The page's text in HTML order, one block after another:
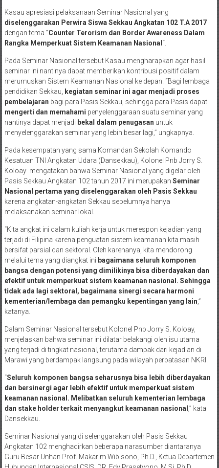
Kasau apresiasi pelaksanaan Seminar Nasional yang
diselenggarakan Perwira Siswa Sekkau Angkatan 102 T.A 2017
dengan tema “Counter Terorism dan Border Awareness Dalam
Pada Seminar Nasional tersebut Kasau mengharapkan agar hasil
seminar ini nantinya dapat memberikan kontribusi positif dalam
merumuskan Sistem Keamanan Nasional ke depan. “Bagi lembaga
pendidikan Sekkau, kegiatan seminar ini agar menjadi proses
pembelajaran bagi para Pasis Sekkau, sehingga para Pasis dapat
mengerti dan memahamipenyelenggaraan suatu seminar yang
nantinya dapat menjadibekal dalam penugasanuntuk
Pada kesempatan yang sama Komandan Sekolah Komando
Kesatuan TNI Angkatan Udara (Dansekkau), Kolonel Pnb Jorry S.
Koloay mengatakan bahwa Seminar Nasional yang digelar oleh
Pasis Sekkau Angkatan 102 tahun 2017 ini merupakan Seminar
Nasional pertama yang diselenggarakan oleh Pasis Sekkau
karena angkatan-angkatan Sekkau sebelumnya hanya
“Kita angkat ini dalam kuliah kerja untuk merespon kejadian yang
terjadi di Filipina karena penguatan sistem keamanan kita masih
bersifat parsial dan sektoral. Oleh karenanya, kita mendorong
melalui tema yang diangkat ini bagaimana seluruh komponen
bangsa dengan potensi yang dimilikinya bisa diberdayakan dan
efektif untuk memperkuat sistem keamanan nasional. Sehingga
tidak ada lagi sektoral, bagaimana sinergi secara harmoni
kementerian/lembaga dan pemangku kepentingan yang lain
Dalam Seminar Nasional tersebut Kolonel Pnb Jorry S. Koloay,
menjelaskan bahwa seminar ini dilatar belakangi oleh isu utama
yang terjadi di tingkat nasional, terutama dampak dari kejadian di
“Seluruh komponen bangsa seharusnya bisa lebih diberdayakan
dan bersinergi agar lebih efektif untuk memperkuat sistem
keamanan nasional. Melibatkan seluruh kementerian lembaga
dan stake holder terkait menyangkut keamanan nasional
Seminar Nasional yang di selenggarakan oleh Pasis Sekkau
Angkatan 102 menghadirkan beberapa narasumber diantaranya